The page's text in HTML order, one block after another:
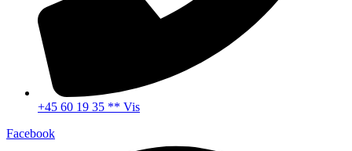
+45 60 19 35 ** Vis
Facebook